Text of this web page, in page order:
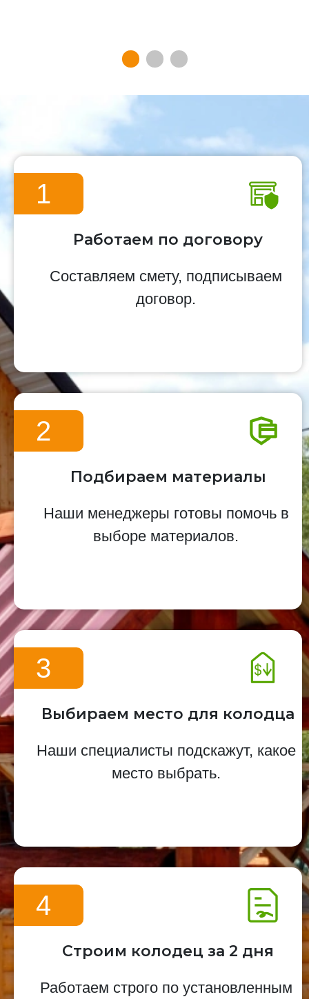
1
Работаем по договору
Составляем смету, подписываем
договор.
2
Подбираем материалы
Наши менеджеры готовы помочь в
выборе материалов.
3
Выбираем место для колодца
Наши специалисты подскажут, какое
место выбрать.
4
Строим колодец за 2 дня
Работаем строго по установленным